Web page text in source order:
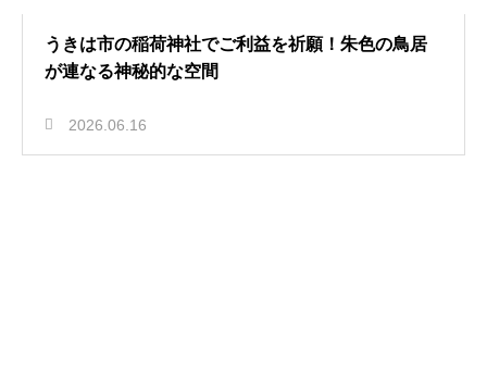
うきは市の稲荷神社でご利益を祈願！朱色の鳥居
が連なる神秘的な空間
2026.06.16